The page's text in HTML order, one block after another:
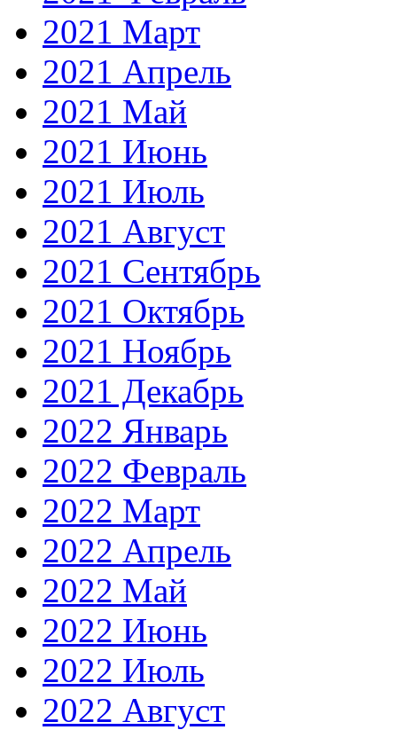
2021 Март
2021 Апрель
2021 Май
2021 Июнь
2021 Июль
2021 Август
2021 Сентябрь
2021 Октябрь
2021 Ноябрь
2021 Декабрь
2022 Январь
2022 Февраль
2022 Март
2022 Апрель
2022 Май
2022 Июнь
2022 Июль
2022 Август